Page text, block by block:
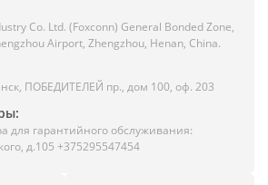
Co. Ltd. (Foxconn) General Bonded Zone,
Airport, Zhengzhou, Henan, China.
ПОБЕДИТЕЛЕЙ пр., дом 100, оф. 203
для гарантийного обслуживания:
д.105 +375295547454